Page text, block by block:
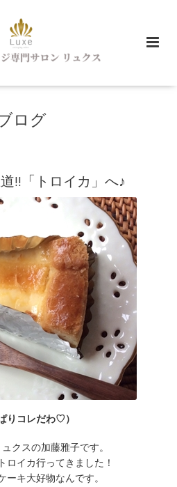
ログ
!!「トロイカ」へ♪
りコレだわ♡）
クスの加藤雅子です。
トロイカ行ってきました！
ーキ大好物なんです。